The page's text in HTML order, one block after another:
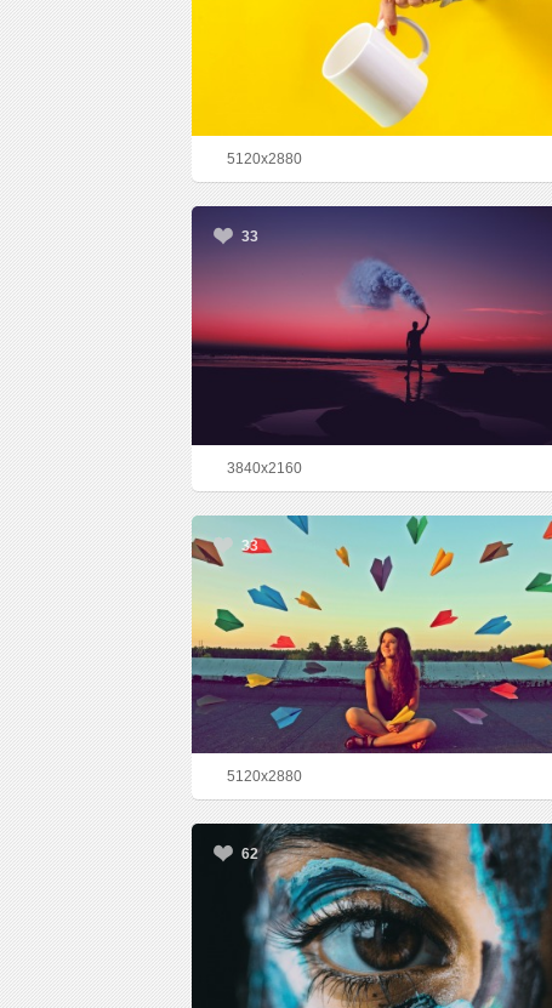
5120x2880
33
3840x2160
33
5120x2880
62